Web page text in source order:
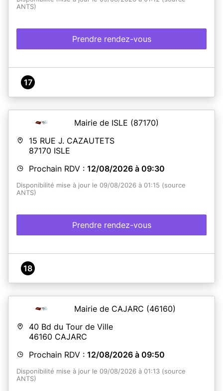
ANTS)
Prendre rendez-vous
17
Mairie de ISLE (87170)
15 RUE J. CAZAUTETS
87170 ISLE
Prochain RDV : 12/08/2026 à 09:30
Disponibilité mise à jour le 09/08/2026 à 01:15 (source
ANTS)
Prendre rendez-vous
18
Mairie de CAJARC (46160)
40 Bd du Tour de Ville
46160 CAJARC
Prochain RDV : 12/08/2026 à 09:50
Disponibilité mise à jour le 09/08/2026 à 01:13 (source
ANTS)